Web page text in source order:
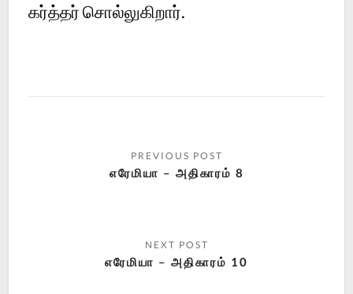
கர்த்தர் சொல்லுகிறார்.
எரேமியா – அதிகாரம் 8
எரேமியா – அதிகாரம் 10